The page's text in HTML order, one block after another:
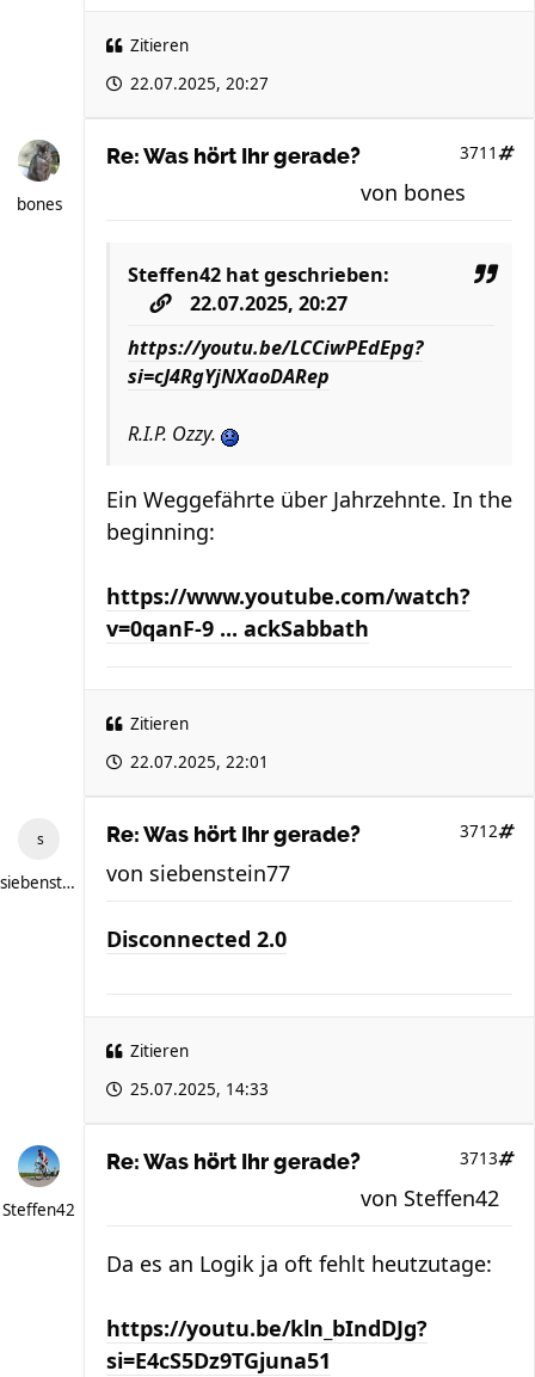
Zitieren
22.07.2025, 20:27
bones
Re: Was hört Ihr gerade? 3711
von bones
Steffen42 hat geschrieben:
22.07.2025, 20:27
https://youtu.be/LCCiwPEdEpg?
si=cJ4RgYjNXaoDARep
R.I.P. Ozzy.
Ein Weggefährte über Jahrzehnte. In the
beginning:
https://www.youtube.com/watch?
v=0qanF-9 ... ackSabbath
Zitieren
22.07.2025, 22:01
siebenstein77
Re: Was hört Ihr gerade? 3712
von siebenstein77
Disconnected 2.0
Zitieren
25.07.2025, 14:33
Steffen42
Re: Was hört Ihr gerade? 3713
von Steffen42
Da es an Logik ja oft fehlt heutzutage:
https://youtu.be/kln_bIndDJg?
si=E4cS5Dz9TGjuna51